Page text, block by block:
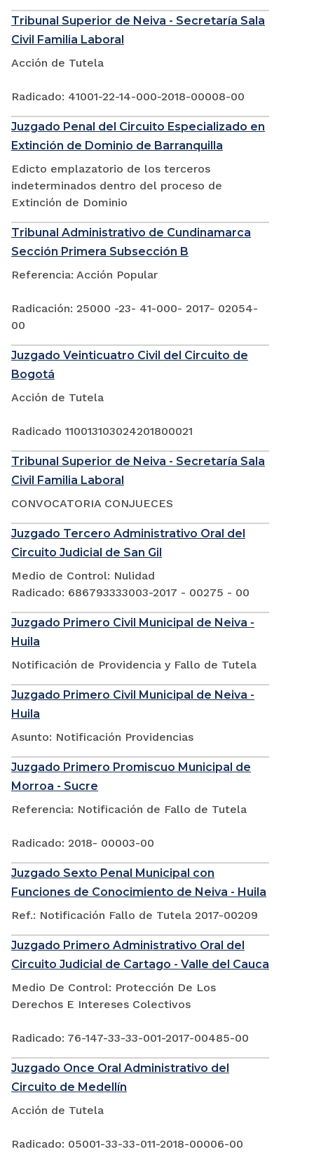
Tribunal Superior de Neiva - Secretaría Sala
Civil Familia Laboral
Acción de Tutela
Radicado: 41001-22-14-000-2018-00008-00
Juzgado Penal del Circuito Especializado en
Extinción de Dominio de Barranquilla
Edicto emplazatorio de los terceros
indeterminados dentro del proceso de
Extinción de Dominio
Tribunal Administrativo de Cundinamarca
Sección Primera Subsección B
Referencia: Acción Popular
Radicación: 25000 -23- 41-000- 2017- 02054-
00
Juzgado Veinticuatro Civil del Circuito de
Bogotá
Acción de Tutela
Radicado 110013103024201800021
Tribunal Superior de Neiva - Secretaría Sala
Civil Familia Laboral
CONVOCATORIA CONJUECES
Juzgado Tercero Administrativo Oral del
Circuito Judicial de San Gil
Medio de Control: Nulidad
Radicado: 686793333003-2017 - 00275 - 00
Juzgado Primero Civil Municipal de Neiva -
Huila
Notificación de Providencia y Fallo de Tutela
Juzgado Primero Civil Municipal de Neiva -
Huila
Asunto: Notificación Providencias
Juzgado Primero Promiscuo Municipal de
Morroa - Sucre
Referencia: Notificación de Fallo de Tutela
Radicado: 2018- 00003-00
Juzgado Sexto Penal Municipal con
Funciones de Conocimiento de Neiva - Huila
Ref.: Notificación Fallo de Tutela 2017-00209
Juzgado Primero Administrativo Oral del
Circuito Judicial de Cartago - Valle del Cauca
Medio De Control: Protección De Los
Derechos E Intereses Colectivos
Radicado: 76-147-33-33-001-2017-00485-00
Juzgado Once Oral Administrativo del
Circuito de Medellín
Acción de Tutela
Radicado: 05001-33-33-011-2018-00006-00